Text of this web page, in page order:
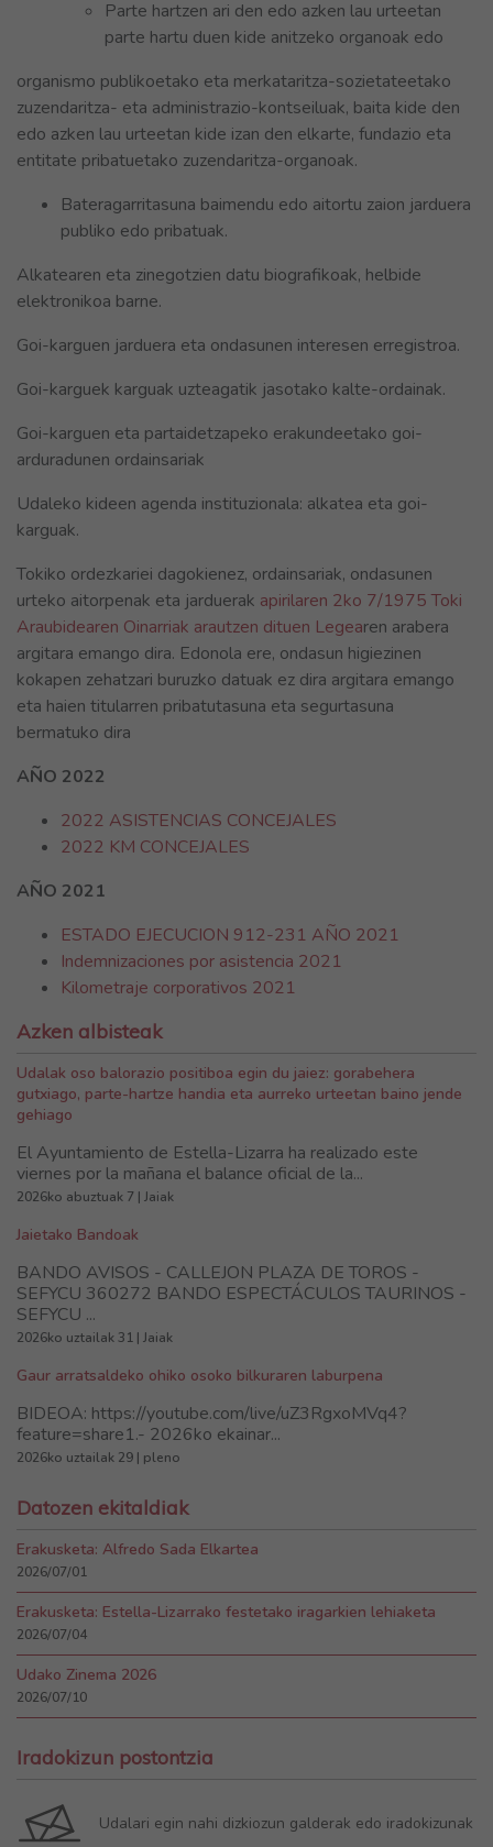
Parte hartzen ari den edo azken lau urteetan
parte hartu duen kide anitzeko organoak edo
organismo publikoetako eta merkataritza-sozietateetako
zuzendaritza- eta administrazio-kontseiluak, baita kide den
edo azken lau urteetan kide izan den elkarte, fundazio eta
entitate pribatuetako zuzendaritza-organoak.
Bateragarritasuna baimendu edo aitortu zaion jarduera
publiko edo pribatuak.
Alkatearen eta zinegotzien datu biografikoak, helbide
elektronikoa barne.
Goi-karguen jarduera eta ondasunen interesen erregistroa.
Goi-karguek karguak uzteagatik jasotako kalte-ordainak.
Goi-karguen eta partaidetzapeko erakundeetako goi-
arduradunen ordainsariak
Udaleko kideen agenda instituzionala: alkatea eta goi-
karguak.
Tokiko ordezkariei dagokienez, ordainsariak, ondasunen
urteko aitorpenak eta jarduerak apirilaren 2ko 7/1975 Toki
Araubidearen Oinarriak arautzen dituen Legearen arabera
argitara emango dira. Edonola ere, ondasun higiezinen
kokapen zehatzari buruzko datuak ez dira argitara emango
eta haien titularren pribatutasuna eta segurtasuna
bermatuko dira
AÑO 2022
2022 ASISTENCIAS CONCEJALES
2022 KM CONCEJALES
AÑO 2021
ESTADO EJECUCION 912-231 AÑO 2021
Indemnizaciones por asistencia 2021
Kilometraje corporativos 2021
Azken albisteak
Udalak oso balorazio positiboa egin du jaiez: gorabehera
gutxiago, parte-hartze handia eta aurreko urteetan baino jende
gehiago
El Ayuntamiento de Estella-Lizarra ha realizado este
viernes por la mañana el balance oficial de la...
2026ko abuztuak 7 | Jaiak
Jaietako Bandoak
BANDO AVISOS - CALLEJON PLAZA DE TOROS -
SEFYCU 360272 BANDO ESPECTÁCULOS TAURINOS -
SEFYCU ...
2026ko uztailak 31 | Jaiak
Gaur arratsaldeko ohiko osoko bilkuraren laburpena
BIDEOA: https://youtube.com/live/uZ3RgxoMVq4?
feature=share1.- 2026ko ekainar...
2026ko uztailak 29 | pleno
Datozen ekitaldiak
Erakusketa: Alfredo Sada Elkartea
2026/07/01
Erakusketa: Estella-Lizarrako festetako iragarkien lehiaketa
2026/07/04
Udako Zinema 2026
2026/07/10
Iradokizun postontzia
Udalari egin nahi dizkiozun galderak edo iradokizunak